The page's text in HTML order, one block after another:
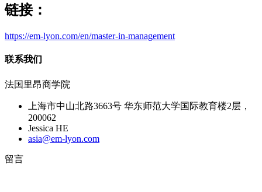
链接：
https://em-lyon.com/en/master-in-management
联系我们
法国里昂商学院
上海市中山北路3663号 华东师范大学国际教育楼2层，
200062
Jessica HE
asia@em-lyon.com
留言